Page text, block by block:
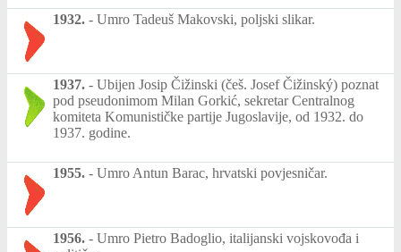
1932. - Umro Tadeuš Makovski, poljski slikar.
1937. - Ubijen Josip Čižinski (češ. Josef Čižinský) poznat
pod pseudonimom Milan Gorkić, sekretar Centralnog
komiteta Komunističke partije Jugoslavije, od 1932. do
1937. godine.
1955. - Umro Antun Barac, hrvatski povjesničar.
1956. - Umro Pietro Badoglio, italijanski vojskovođa i